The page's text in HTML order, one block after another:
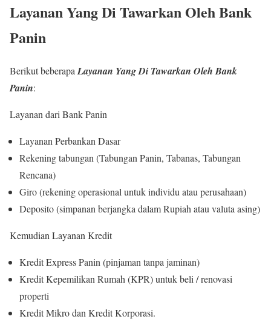
Layanan Yang Di Tawarkan Oleh Bank
Panin
Berikut beberapa Layanan Yang Di Tawarkan Oleh Bank
Panin:
Layanan dari Bank Panin
Layanan Perbankan Dasar
Rekening tabungan (Tabungan Panin, Tabanas, Tabungan
Rencana)
Giro (rekening operasional untuk individu atau perusahaan)
Deposito (simpanan berjangka dalam Rupiah atau valuta asing)
Kemudian Layanan Kredit
Kredit Express Panin (pinjaman tanpa jaminan)
Kredit Kepemilikan Rumah (KPR) untuk beli / renovasi
properti
Kredit Mikro dan Kredit Korporasi.